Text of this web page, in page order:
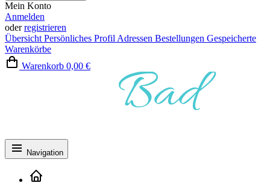
Mein Konto
Anmelden
oderregistrieren
Übersicht Persönliches Profil Adressen Bestellungen Gespeicherte
Warenkörbe
Warenkorb 0,00 €
Navigation